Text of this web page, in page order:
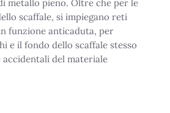
metallo pieno. Oltre che per le
scaffale, si impiegano reti
funzione anticaduta, per
e il fondo dello scaffale stesso
del materiale